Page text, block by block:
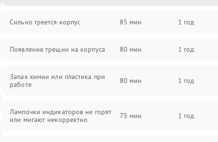
Сильно греется корпус 85 мин 1 год
Появление трещин на корпуса 80 мин 1 год
Запах химии или пластика при
работе
80 мин 1 год
Лампочки индикаторов не горят
или мигают некорректно
75 мин 1 год